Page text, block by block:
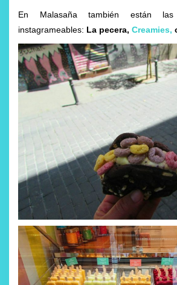
En Malasaña también están
instagrameables: La pecera, Creamies,